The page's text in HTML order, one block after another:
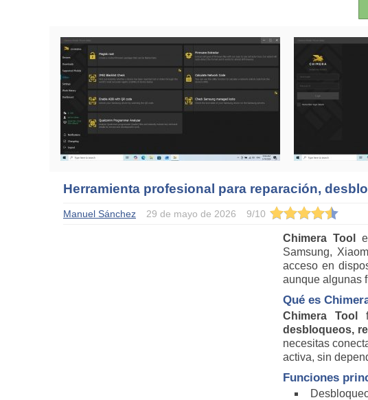
Herramienta profesional para reparación,
Manuel Sánchez 29 de mayo de 2026 9/10
Chimera Tool
Samsung,
acceso en
aunque algunas
Qué es
Chimera Tool
desbloqueos,
necesitas
activa, sin
Funciones